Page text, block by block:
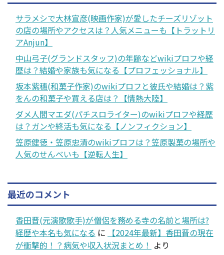
サラメシで大林宣彦(映画作家)が愛したチーズリゾット
の店の場所やアクセスは？人気メニューも【トラットリ
アAnjun】
中山弓子(グランドスタッフ)の年齢などwikiプロフや経
歴は？結婚や家族も気になる【プロフェッショナル】
坂本紫穗(和菓子作家)のwikiプロフと彼氏や結婚は？紫
をんの和菓子や買える店は？【情熱大陸】
ダメ人間マエダ(パチスロライター)のwikiプロフや経歴
は？ガンや終活も気になる【ノンフィクション】
笠原健徳・笠原忠清のwikiプロフは？笠原製菓の場所や
人気のせんべいも【逆転人生】
最近のコメント
香田晋(元演歌歌手)が僧侶を務める寺の名前と場所は?
経歴や本名も気になる に
【2024年最新】香田晋の現在
が衝撃的！？病気や収入状況まとめ！ より